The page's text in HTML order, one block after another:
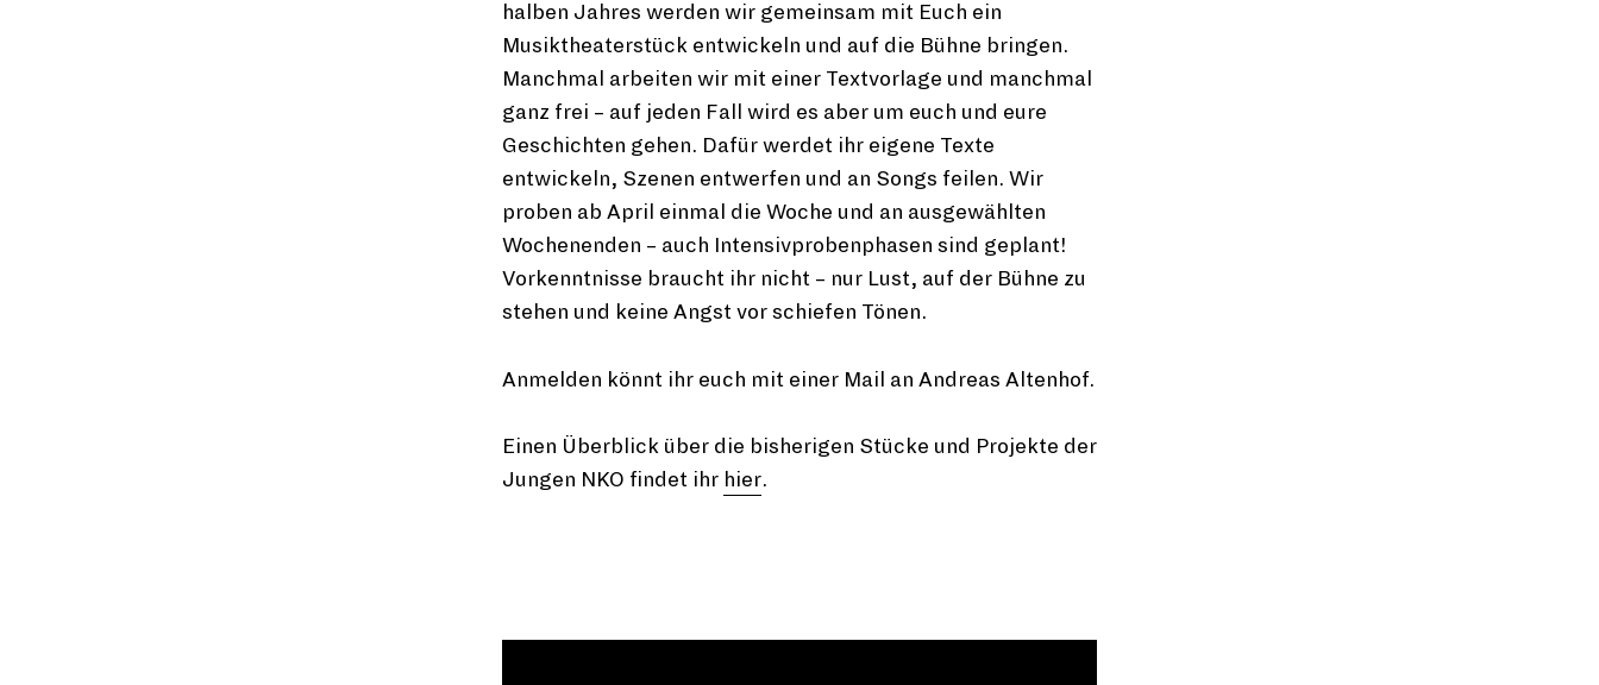
halben Jahres werden wir gemeinsam mit Euch ein
Musiktheaterstück entwickeln und auf die Bühne bringen.
Manchmal arbeiten wir mit einer Textvorlage und manchmal
ganz frei – auf jeden Fall wird es aber um euch und eure
Geschichten gehen. Dafür werdet ihr eigene Texte
entwickeln, Szenen entwerfen und an Songs feilen. Wir
proben ab April einmal die Woche und an ausgewählten
Wochenenden – auch Intensivprobenphasen sind geplant!
Vorkenntnisse braucht ihr nicht – nur Lust, auf der Bühne zu
stehen und keine Angst vor schiefen Tönen.
Anmelden könnt ihr euch mit einer Mail an Andreas Altenhof.
Einen Überblick über die bisherigen Stücke und Projekte der
Jungen NKO findet ihr hier.